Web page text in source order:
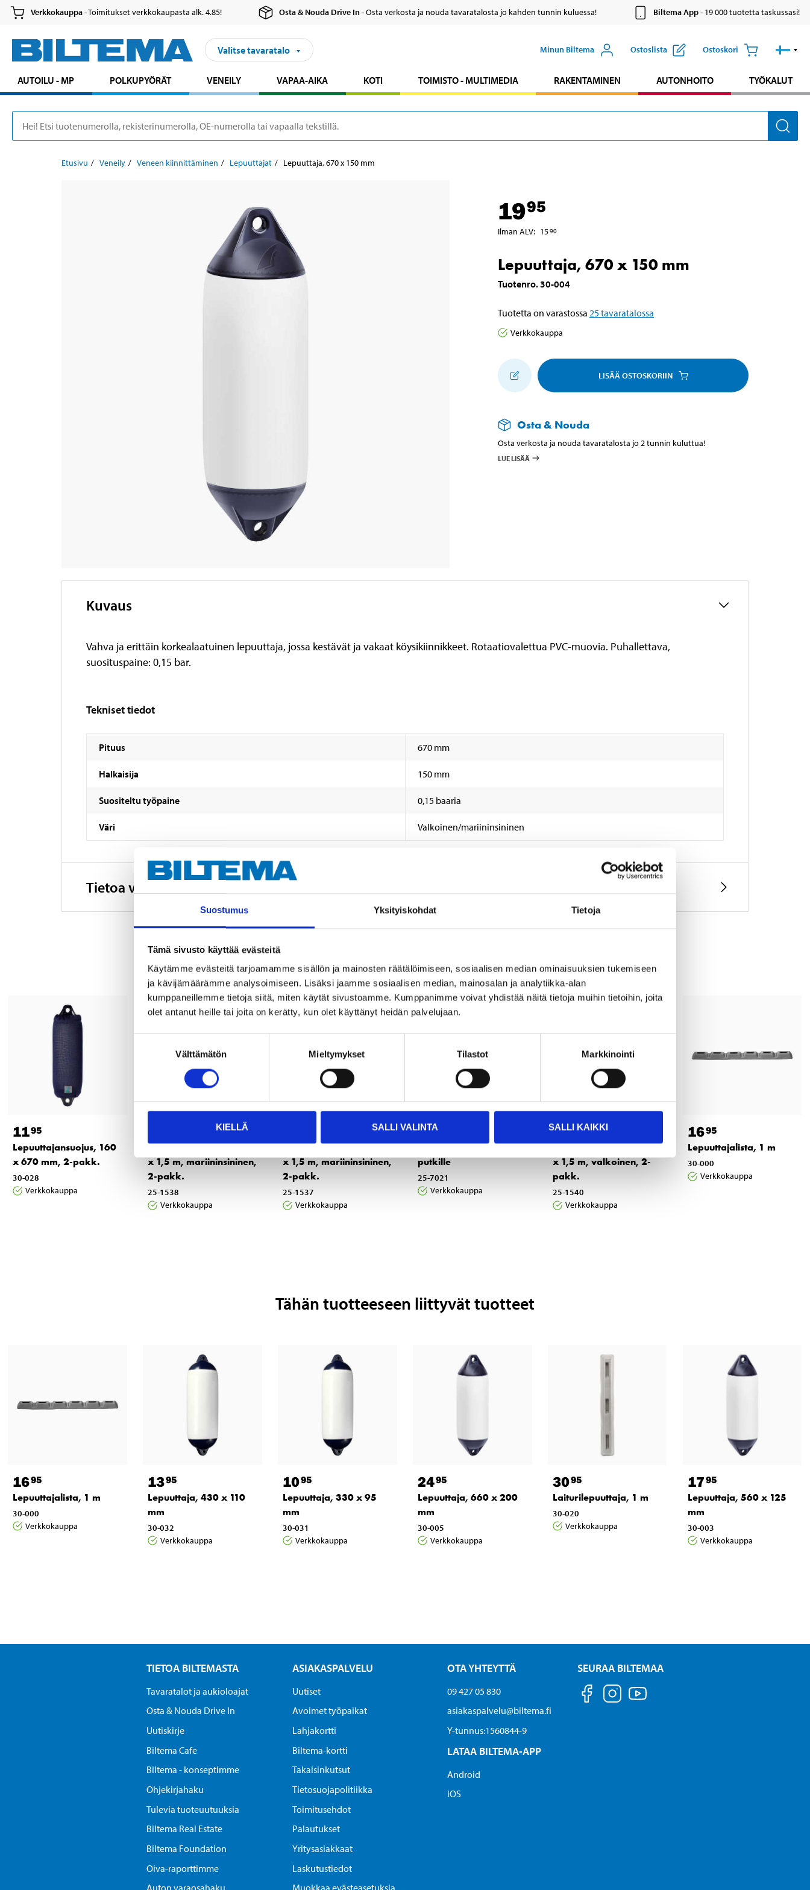
Suostumus Yksityiskohdat Tietoja
Tämä sivusto käyttää evästeitä
Käytämme evästeitä tarjoamamme sisällön ja mainosten räätälöimiseen, sosiaalisen median ominaisuuksien tukemiseen
ja kävijämäärämme analysoimiseen. Lisäksi jaamme sosiaalisen median, mainosalan ja analytiikka-alan
kumppaneillemme tietoja siitä, miten käytät sivustoamme. Kumppanimme voivat yhdistää näitä tietoja muihin tietoihin, joita
olet antanut heille tai joita on kerätty, kun olet käyttänyt heidän palvelujaan.
Välttämätön Mieltymykset Tilastot Markkinointi
KIELLÄ SALLI VALINTA SALLI KAIKKI
Verkkokauppa- Toimitukset verkkokaupasta alk. 4.85! Osta & Nouda Drive In- Osta verkosta ja nouda tavaratalosta jo kahden tunnin kuluessa! Biltema App- 19 000 tuotetta taskussasi!
Valitse tavaratalo Minun Biltema Ostoslista Ostoskori
AUTOILU - MP POLKUPYÖRÄT VENEILY VAPAA-AIKA KOTI TOIMISTO - MULTIMEDIA RAKENTAMINEN AUTONHOITO TYÖKALUT
Etusivu Veneily Veneen kiinnittäminen Lepuuttajat Lepuuttaja, 670 x 150 mm
1995
Ilman ALV: 1590
Lepuuttaja, 670 x 150 mm
Tuotenro.30-004
Tuotetta on varastossa 25tavaratalossa
Verkkokauppa
LISÄÄ OSTOSKORIIN
Osta & Nouda
Osta verkosta ja nouda tavaratalosta jo 2 tunnin kuluttua!
LUE LISÄÄ
Kuvaus
Vahva ja erittäin korkealaatuinen lepuuttaja, jossa kestävät ja vakaat köysikiinnikkeet. Rotaatiovalettua PVC-muovia. Puhallettava,
suosituspaine: 0,15 bar.
Tekniset tiedot
Pituus 670 mm
Halkaisija 150 mm
Suositeltu työpaine 0,15 baaria
Väri Valkoinen/mariininsininen
Tietoa valmistajasta
1195
Lepuuttajansuojus, 160
x 670 mm, 2-pakk.
30-028
Verkkokauppa
Lepuuttajaköysi, 8 mm
x 1,5 m, mariininsininen,
2-pakk.
25-1538
Verkkokauppa
Lepuuttajaköysi, 6 mm
x 1,5 m, mariininsininen,
2-pakk.
25-1537
Verkkokauppa
9 55
Lepuuttajanpidin
putkille
25-7021
Verkkokauppa
595
Lepuuttajaköysi, 8 mm
x 1,5 m, valkoinen, 2-
pakk.
25-1540
Verkkokauppa
1695
Lepuuttajalista, 1 m
30-000
Verkkokauppa
Tähän tuotteeseen liittyvät tuotteet
1695
Lepuuttajalista, 1 m
30-000
Verkkokauppa
1395
Lepuuttaja, 430 x 110
mm
30-032
Verkkokauppa
1095
Lepuuttaja, 330 x 95
mm
30-031
Verkkokauppa
2495
Lepuuttaja, 660 x 200
mm
30-005
Verkkokauppa
3095
Laiturilepuuttaja, 1 m
30-020
Verkkokauppa
1795
Lepuuttaja, 560 x 125
mm
30-003
Verkkokauppa
TIETOA BILTEMASTA
Tavaratalot ja aukioloajat
Osta & Nouda Drive In
Uutiskirje
Biltema Cafe
Biltema - konseptimme
Ohjekirjahaku
Tulevia tuoteuutuuksia
Biltema Real Estate
Biltema Foundation
Oiva-raporttimme
ASIAKASPALVELU
Uutiset
Avoimet työpaikat
Lahjakortti
Biltema-kortti
Takaisinkutsut
Tietosuojapolitiikka
Toimitusehdot
Palautukset
Yritysasiakkaat
Laskutustiedot
OTA YHTEYTTÄ
09 427 05 830
asiakaspalvelu@biltema.fi
Y-tunnus:1560844-9
LATAA BILTEMA-APP
Android
iOS
SEURAA BILTEMAA